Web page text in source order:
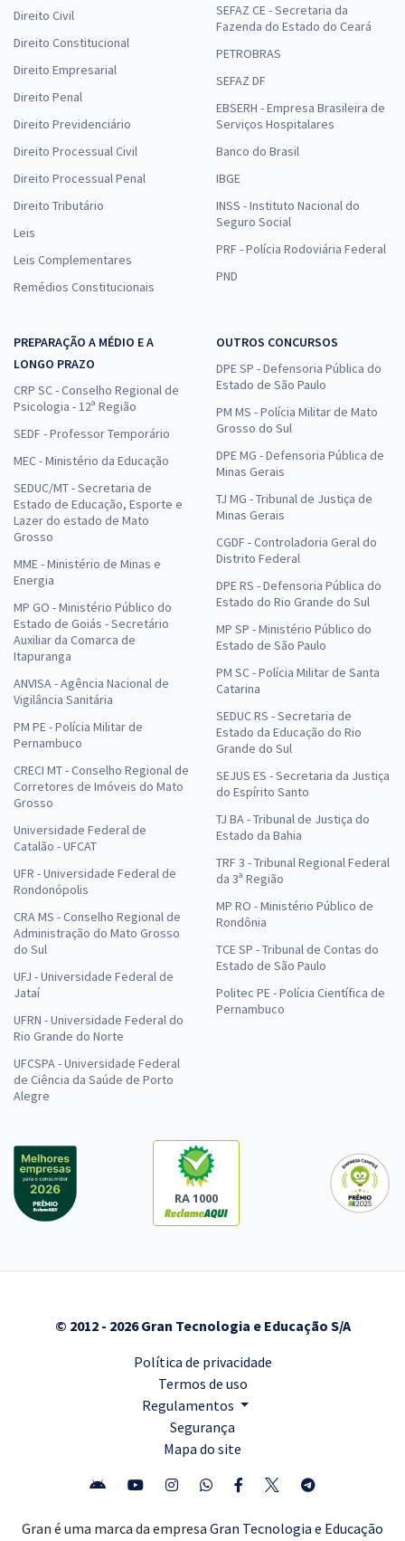
Direito Civil
Direito Constitucional
Direito Empresarial
Direito Penal
Direito Previdenciário
Direito Processual Civil
Direito Processual Penal
Direito Tributário
Leis
Leis Complementares
Remédios Constitucionais
SEFAZ CE - Secretaria da
Fazenda do Estado do Ceará
PETROBRAS
SEFAZ DF
EBSERH - Empresa Brasileira de
Serviços Hospitalares
Banco do Brasil
IBGE
INSS - Instituto Nacional do
Seguro Social
PRF - Polícia Rodoviária Federal
PND
PREPARAÇÃO A MÉDIO E A
LONGO PRAZO
CRP SC - Conselho Regional de
Psicologia - 12ª Região
SEDF - Professor Temporário
MEC - Ministério da Educação
SEDUC/MT - Secretaria de
Estado de Educação, Esporte e
Lazer do estado de Mato
Grosso
MME - Ministério de Minas e
Energia
MP GO - Ministério Público do
Estado de Goiás - Secretário
Auxiliar da Comarca de
Itapuranga
ANVISA - Agência Nacional de
Vigilância Sanitária
PM PE - Polícia Militar de
Pernambuco
CRECI MT - Conselho Regional de
Corretores de Imóveis do Mato
Grosso
Universidade Federal de
Catalão - UFCAT
UFR - Universidade Federal de
Rondonópolis
CRA MS - Conselho Regional de
Administração do Mato Grosso
do Sul
UFJ - Universidade Federal de
Jataí
UFRN - Universidade Federal do
Rio Grande do Norte
UFCSPA - Universidade Federal
de Ciência da Saúde de Porto
Alegre
OUTROS CONCURSOS
DPE SP - Defensoria Pública do
Estado de São Paulo
PM MS - Polícia Militar de Mato
Grosso do Sul
DPE MG - Defensoria Pública de
Minas Gerais
TJ MG - Tribunal de Justiça de
Minas Gerais
CGDF - Controladoria Geral do
Distrito Federal
DPE RS - Defensoria Pública do
Estado do Rio Grande do Sul
MP SP - Ministério Público do
Estado de São Paulo
PM SC - Polícia Militar de Santa
Catarina
SEDUC RS - Secretaria de
Estado da Educação do Rio
Grande do Sul
SEJUS ES - Secretaria da Justiça
do Espírito Santo
TJ BA - Tribunal de Justiça do
Estado da Bahia
TRF 3 - Tribunal Regional Federal
da 3ª Região
MP RO - Ministério Público de
Rondônia
TCE SP - Tribunal de Contas do
Estado de São Paulo
Politec PE - Polícia Científica de
Pernambuco
RA 1000
© 2012 - 2026 Gran Tecnologia e Educação S/A
Política de privacidade
Termos de uso
Regulamentos
Segurança
Mapa do site
Gran é uma marca da empresa Gran Tecnologia e Educação